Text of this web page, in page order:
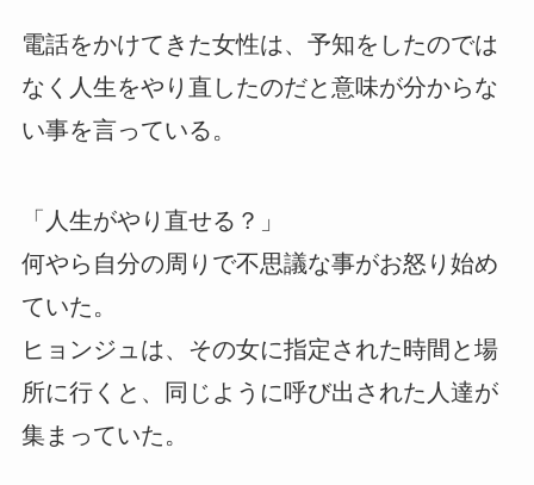
電話をかけてきた女性は、予知をしたのでは
なく人生をやり直したのだと意味が分からな
い事を言っている。
「人生がやり直せる？」
何やら自分の周りで不思議な事がお怒り始め
ていた。
ヒョンジュは、その女に指定された時間と場
所に行くと、同じように呼び出された人達が
集まっていた。